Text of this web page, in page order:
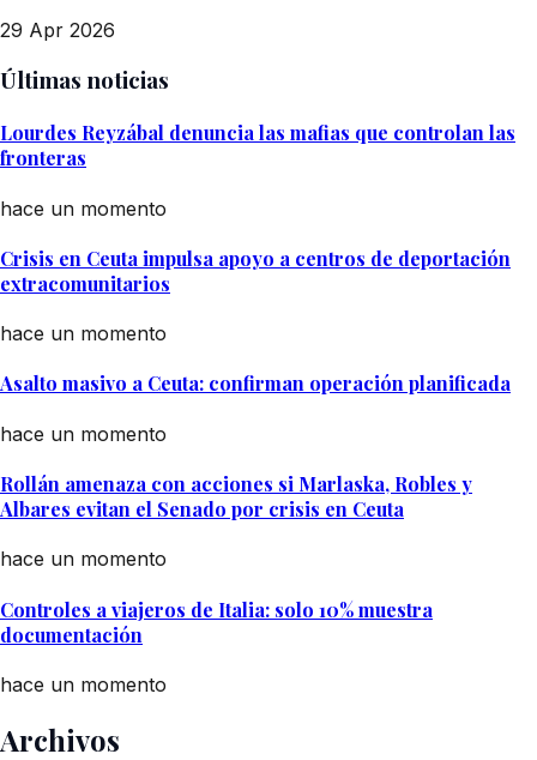
29 Apr 2026
Últimas noticias
Lourdes Reyzábal denuncia las mafias que controlan las
fronteras
hace un momento
Crisis en Ceuta impulsa apoyo a centros de deportación
extracomunitarios
hace un momento
Asalto masivo a Ceuta: confirman operación planificada
hace un momento
Rollán amenaza con acciones si Marlaska, Robles y
Albares evitan el Senado por crisis en Ceuta
hace un momento
Controles a viajeros de Italia: solo 10% muestra
documentación
hace un momento
Archivos